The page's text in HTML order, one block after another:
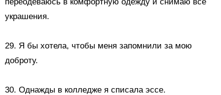
украшения.
29. Я бы хотела, чтобы меня запомнили за мою
доброту.
30. Однажды в колледже я списала эссе.